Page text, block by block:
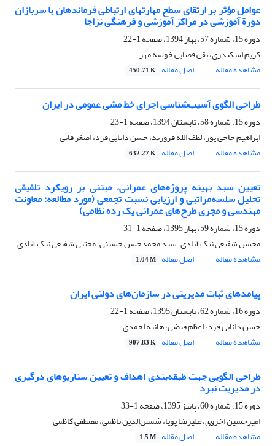
عوامل مؤثر بر ارتقای سطح مهارتهای ارتباطی فرماندهان با سربازان
دورة آموزشی در مراکز آموزشی و فرهنگی نزاجا
دوره 15، شماره 57، بهار 1394، صفحه
1-22
کریم اسکندری، نقی قصابی خوشه مهر
مشاهده مقاله
اصل مقاله 450.71 K
طراحی الگوی آسیب‌شناسی اجرای خط مشی عمومی در ایران
دوره 15، شماره 58، تابستان 1394، صفحه
1-23
ابراهیم حاجی پور، لطف الله فروزند، حسن دانایی فرد، اصغر فانی
مشاهده مقاله
اصل مقاله 632.27 K
تعیین سبد بهینه پروژه‌های عمرانی، مبتنی بر رویکرد تلفیقی
تحلیل سلسه‌مراتبی و ارزیابی نسبت تجمعی (مورد مطالعه: معاونت
مهندسی و مجری طرح‌های عمرانی یک رده نظامی)
دوره 15، شماره 59، بهار 1395، صفحه
1-31
محسن شفیعی نیک آبادی، سید محمدحسن حسینی، مجتبی شفیعی نیک آبادی
مشاهده مقاله
اصل مقاله 1.04 M
پیامدهای ثبات مدیریتی در سازمان‌های دولتی ایران
دوره 16، شماره 62، تابستان 1395، صفحه
1-22
حسن دانایی فرد، اعظم فیضی، هانیه احمدی
مشاهده مقاله
اصل مقاله 907.83 K
طراحی الگویی جهت طبقه‌بندی اهداف و تعیین سناریوهای درگیری
در مدیریت نبرد
دوره 15، شماره 60، پاییز 1395، صفحه
1-33
امیرحسین اخروی، علیرضا پویا، شمس‌الدین ناظمی، مصطفی کاظمی
مشاهده مقاله
اصل مقاله 1.5 M